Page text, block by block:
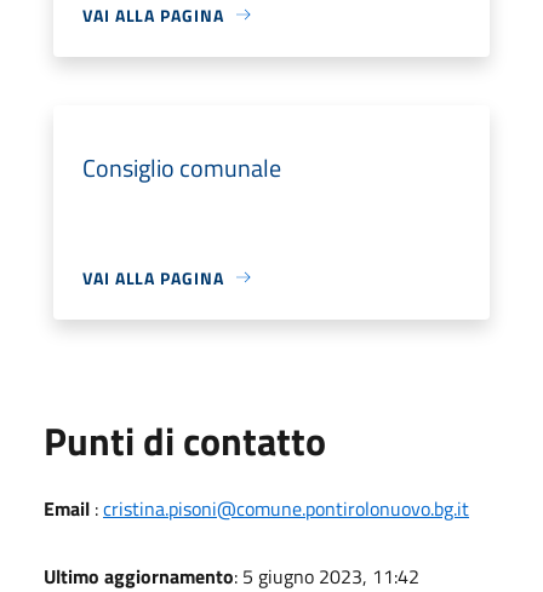
VAI ALLA PAGINA
Consiglio comunale
VAI ALLA PAGINA
Punti di contatto
Email :cristina.pisoni@comune.pontirolonuovo.bg.it
Ultimo aggiornamento: 5 giugno 2023, 11:42